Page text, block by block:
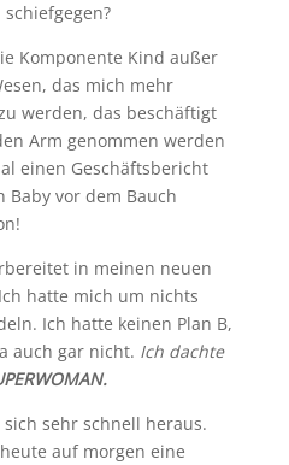
Komponente Kind außer
das mich mehr
werden, das beschäftigt
Arm genommen werden
einen Geschäftsbericht
vor dem Bauch
in meinen neuen
hatte mich um nichts
Ich hatte keinen Plan B,
auch gar nicht. Ich dachte
sehr schnell heraus.
auf morgen eine